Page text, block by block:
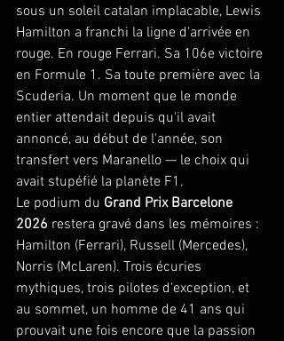
sous un soleil catalan implacable, Lewis
Hamilton a franchi la ligne d'arrivée en
rouge. En rouge Ferrari. Sa 106e victoire
en Formule 1. Sa toute première avec la
Scuderia. Un moment que le monde
entier attendait depuis qu'il avait
annoncé, au début de l'année, son
transfert vers Maranello — le choix qui
avait stupéfié la planète F1.
Le podium du Grand Prix Barcelone
2026 restera gravé dans les mémoires :
Hamilton (Ferrari), Russell (Mercedes),
Norris (McLaren). Trois écuries
mythiques, trois pilotes d'exception, et
au sommet, un homme de 41 ans qui
prouvait une fois encore que la passion